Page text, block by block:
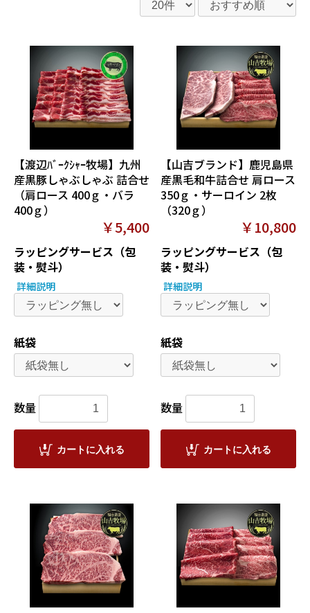
【渡辺ﾊﾞｰｸｼｬｰ牧場】九州
産黒豚しゃぶしゃぶ 詰合せ
（肩ロース 400ｇ・バラ
400ｇ）
￥5,400
ラッピングサービス（包
装・熨斗）
詳細説明
紙袋
数量
カートに入れる
【山吉ブランド】鹿児島県
産黒毛和牛詰合せ 肩ロース
350ｇ・サーロイン 2枚
（320ｇ）
￥10,800
ラッピングサービス（包
装・熨斗）
詳細説明
紙袋
数量
カートに入れる